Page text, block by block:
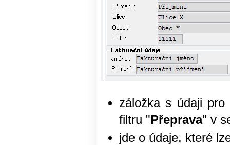
záložka s údaji
filtru "Přeprava" v
jde o údaje, které